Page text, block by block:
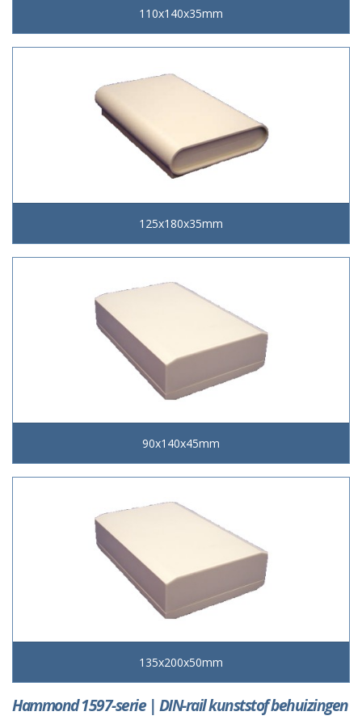
110x140x35mm
125x180x35mm
90x140x45mm
135x200x50mm
Hammond 1597-serie | DIN-rail kunststof behuizingen